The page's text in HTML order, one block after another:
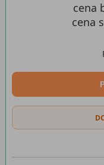
cena
cena